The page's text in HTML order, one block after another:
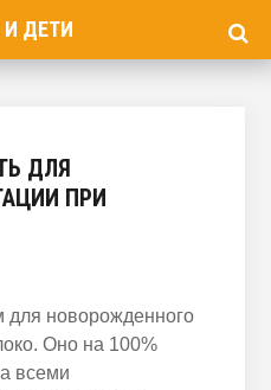
ДЕТИ
ДЛЯ
ПРИ
новорожденного
Оно на 100%
всеми